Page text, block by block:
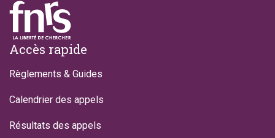
Footer
Accès rapide
Règlements & Guides
Calendrier des appels
Résultats des appels